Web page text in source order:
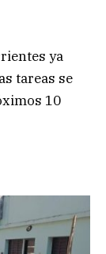
ya
tareas se
10